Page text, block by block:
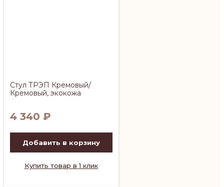
Стул ТРЭП Кремовый/
Кремовый, экокожа
4 340 ₽
Добавить в корзину
Купить товар в 1 клик